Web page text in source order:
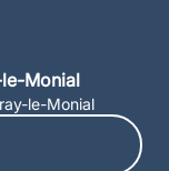
Monial
le-Monial